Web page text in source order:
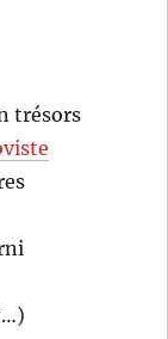
trésors